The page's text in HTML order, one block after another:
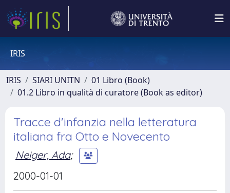
IRIS
IRIS SIARI UNITN
01 Libro (Book)
01.2 Libro in qualità di curatore (Book as editor)
Tracce d'infanzia nella letteratura
italiana fra Otto e Novecento
Neiger, Ada;
2000-01-01